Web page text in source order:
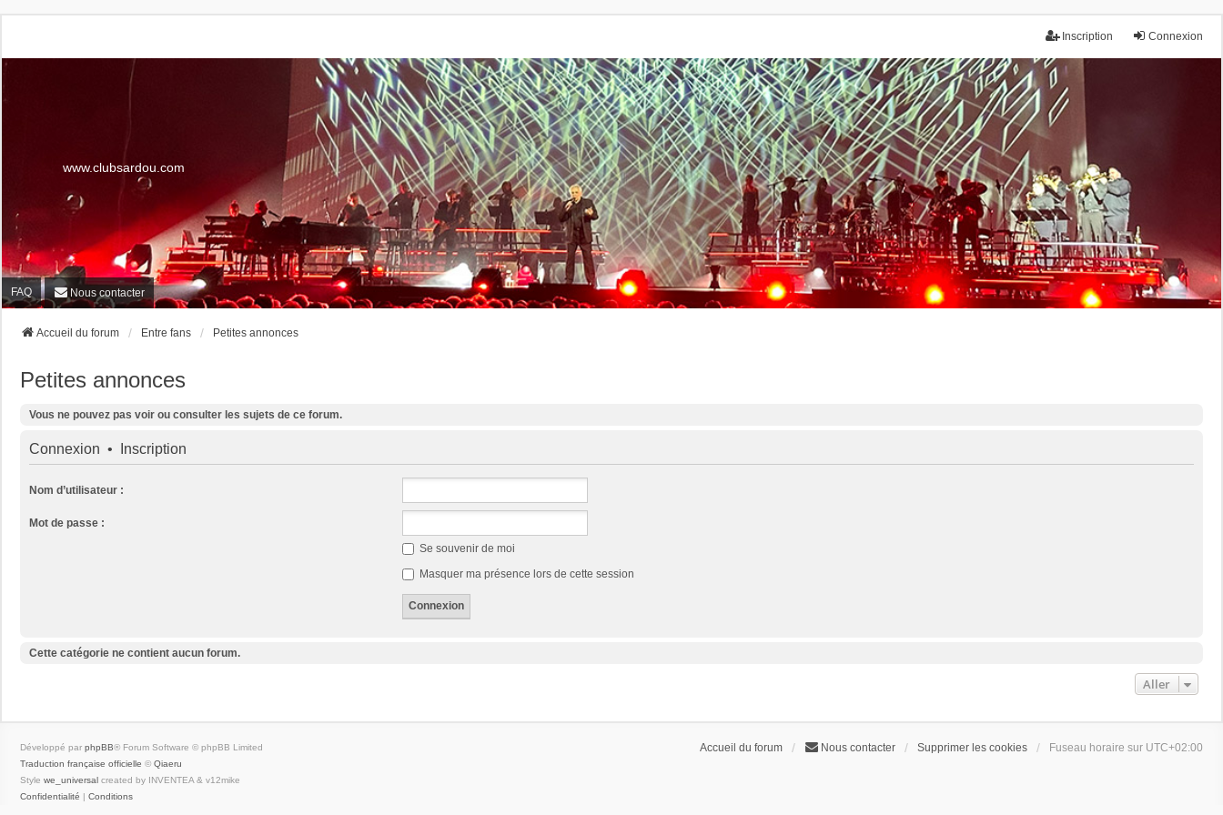
Connexion
Inscription
www.clubsardou.com
FAQ Nous contacter
Accueil du forum Entre fans Petites annonces
Petites annonces
Vous ne pouvez pas voir ou consulter les sujets de ce forum.
Connexion • Inscription
Nom d’utilisateur :
Mot de passe :
Se souvenir de moi
Masquer ma présence lors de cette session
Cette catégorie ne contient aucun forum.
Aller
Accueil du forum Nous contacter Supprimer les cookies Fuseau horaire sur UTC+02:00
Développé par phpBB® Forum Software © phpBB Limited
Traduction française officielle © Qiaeru
Style we_universal created by INVENTEA & v12mike
Confidentialité | Conditions